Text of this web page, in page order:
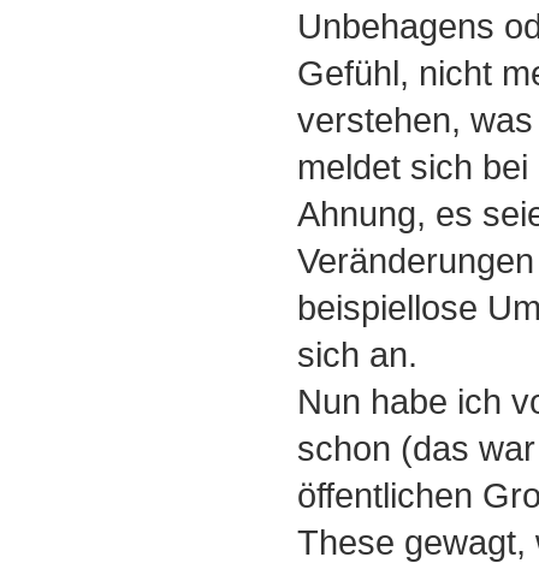
Unbehagens
Gefühl, nicht
verstehen,
meldet sich
Ahnung, es
beispiellose
sich an.
Nun habe ich
schon (das
öffentlichen
These gewagt,